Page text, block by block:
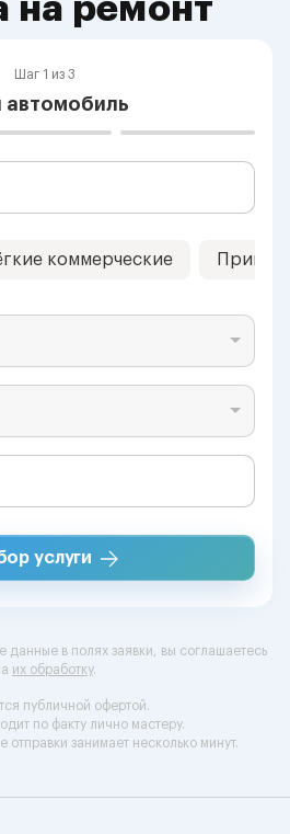
на ремонт
Шаг 1 из 3
автомобиль
коммерческие
услуги
данные в полях заявки, вы соглашаетесь
их обработку.
публичной офертой.
по факту лично мастеру.
отправки занимает несколько минут.